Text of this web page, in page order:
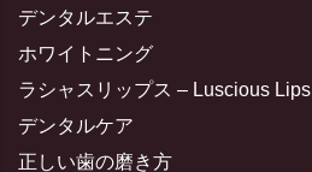
デンタルエステ
ホワイトニング
ラシャスリップス – Luscious Lips
デンタルケア
正しい歯の磨き方